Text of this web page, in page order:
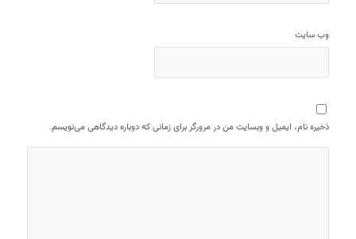
وب‌ سایت
ذخیره نام، ایمیل و وبسایت من در مرورگر برای زمانی که دوباره دیدگاهی می‌نویسم.